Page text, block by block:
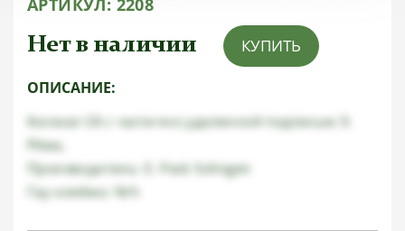
АРТИКУЛ: 2208
Нет в наличии КУПИТЬ
ОПИСАНИЕ:
Кинжал СА с частично удаленной подписью Э.
Рёма,
Производитель: E. Pack Solingen
Гау-клеймо: Nrh